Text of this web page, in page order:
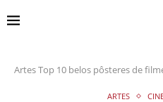
ArtesTop 10 belos pôsteres de
ARTES